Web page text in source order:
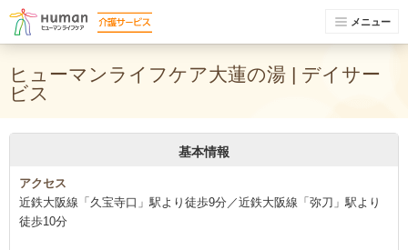
メニュー
ヒューマンライフケア大蓮の湯 | デイサー
ビス
基本情報
アクセス
近鉄大阪線「久宝寺口」駅より徒歩9分／近鉄大阪線「弥刀」駅より
徒歩10分